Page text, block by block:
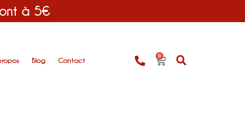
à 5€
Blog Contact
0